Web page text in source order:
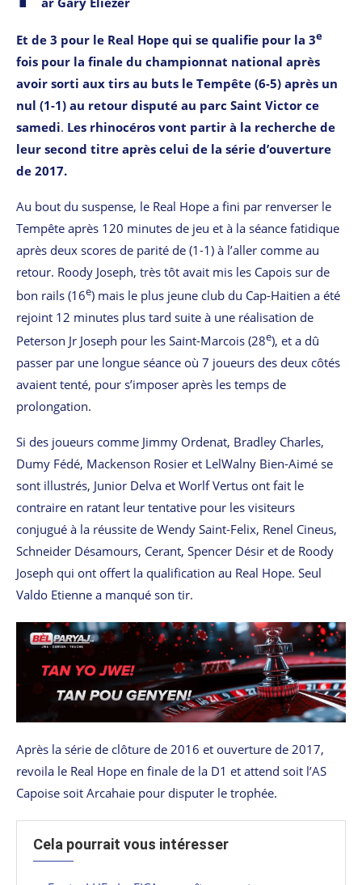
Et de 3 pour le Real Hope qui se qualifie pour la 3e
fois pour la finale du championnat national après
avoir sorti aux tirs au buts le Tempête (6-5) après un
nul (1-1) au retour disputé au parc Saint Victor ce
samedi. Les rhinocéros vont partir à la recherche de
leur second titre après celui de la série d’ouverture
de 2017.
Au bout du suspense, le Real Hope a fini par renverser le
Tempête après 120 minutes de jeu et à la séance fatidique
après deux scores de parité de (1-1) à l’aller comme au
retour. Roody Joseph, très tôt avait mis les Capois sur de
bon rails (16e) mais le plus jeune club du Cap-Haitien a été
rejoint 12 minutes plus tard suite à une réalisation de
Peterson Jr Joseph pour les Saint-Marcois (28e), et a dû
passer par une longue séance où 7 joueurs des deux côtés
avaient tenté, pour s’imposer après les temps de
prolongation.
Si des joueurs comme Jimmy Ordenat, Bradley Charles,
Dumy Fédé, Mackenson Rosier et LelWalny Bien-Aimé se
sont illustrés, Junior Delva et Worlf Vertus ont fait le
contraire en ratant leur tentative pour les visiteurs
conjugué à la réussite de Wendy Saint-Felix, Renel Cineus,
Schneider Désamours, Cerant, Spencer Désir et de Roody
Joseph qui ont offert la qualification au Real Hope. Seul
Valdo Etienne a manqué son tir.
Après la série de clôture de 2016 et ouverture de 2017,
revoila le Real Hope en finale de la D1 et attend soit l’AS
Capoise soit Arcahaie pour disputer le trophée.
Cela pourrait vous intéresser